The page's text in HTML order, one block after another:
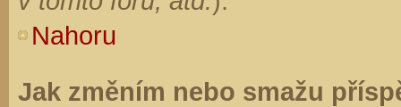
Nahoru
Jak změním nebo smažu